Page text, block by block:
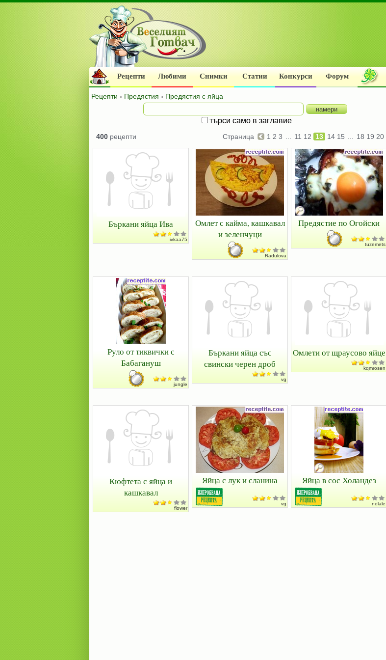
Рецепти Любими Снимки Статии Конкурси Форум
Рецепти › Предястия › Предястия с яйца
търси само в заглавие
400 рецепти Страница 1 2 3 11 12 13 14 15 18 19 20
Бъркани яйца Ива
ivkaa75
Омлет с кайма, кашкавал
и зеленчуци
Radulova
Предястие по Огойски
tuzemets
Руло от тиквички с
Бабагануш
jungle
Бъркани яйца със
свински черен дроб
vg
Омлети от щраусово яйце
kqmrosen
Кюфтета с яйца и
кашкавал
flower
Яйца с лук и сланина
vg
Яйца в сос Холандез
nelale